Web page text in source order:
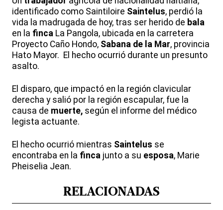
identificado como Saintiloire Saintelus, perdió la
vida la madrugada de hoy, tras ser herido de bala
en la finca La Pangola, ubicada en la carretera
Proyecto Caño Hondo, Sabana de la Mar, provincia
Hato Mayor. El hecho ocurrió durante un presunto
asalto.
El disparo, que impactó en la región clavicular
derecha y salió por la región escapular, fue la
causa de muerte, según el informe del médico
legista actuante.
El hecho ocurrió mientras Saintelus se
encontraba en la finca junto a su esposa, Marie
Pheiselia Jean.
RELACIONADAS